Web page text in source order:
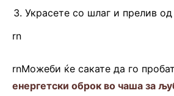
Украсете со шлаг и прелив
rn
rnМожеби ќе сакате да го
енергетски оброк во чаша за